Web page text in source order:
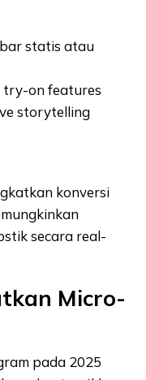
statis atau
try-on features
storytelling
konversi
secara real-
Micro-
pada 2025